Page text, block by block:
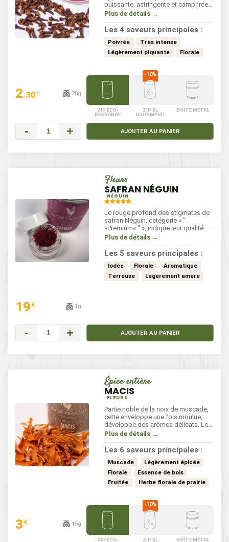
puissante, astringente et camphrée.
Cette épice réhausse les soupes, les
Le clou de girofle rentre également
dans la composition de nombreux
mélanges comme le quatre épices.
Plus de détails →
Les 4 saveurs principales :
Poivrée
Très intense
Légèrement piquante
Florale
2.30 € 20g
ZIP ÉCO-
RECHARGE
ZIP XL
GOURMAND
BOÎTE MÉTAL
- + AJOUTER AU PANIER
Fleurs
SAFRAN NÉGUIN
NÉGUIN
Le rouge profond des stigmates de
safran Néguin, catégorie « "
»Premium« " », indique leur qualité.
C'est une épice de choix qui doit être
utilisation.
Plus de détails →
Les 5 saveurs principales :
Iodée Florale
Aromatique
Terreuse
Légèrement amère
19 € 1g
- + AJOUTER AU PANIER
Épice entière
MACIS
FLEURS
Partie noble de la noix de muscade,
cette enveloppe une fois moulue,
développe des arômes délicats. Le
macis s'associe avec les viandes et
mais aussi avec le chocolat et les
fruits crus ou cuits.
Plus de détails →
Les 6 saveurs principales :
Muscade
Légèrement épicée
Florale
Essence de bois
Fruitée
Herbe florale de prairie
3 € 15g
ZIP ÉCO-
ZIP XL
BOÎTE MÉTAL